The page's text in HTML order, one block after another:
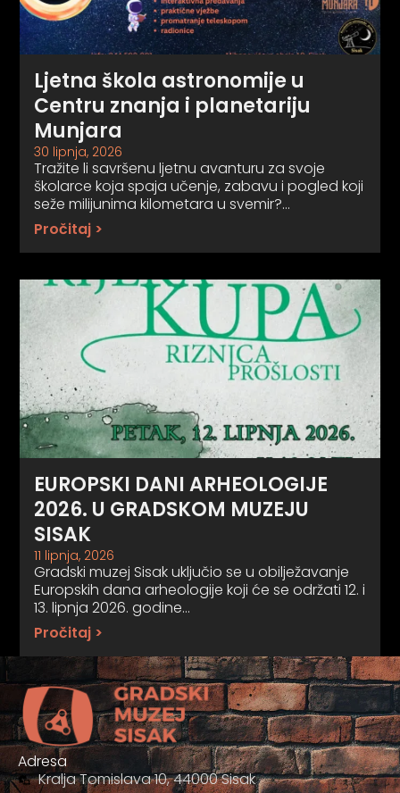
Ljetna škola astronomije u
Centru znanja i planetariju
Munjara
30 lipnja, 2026
Tražite li savršenu ljetnu avanturu za svoje
školarce koja spaja učenje, zabavu i pogled koji
seže milijunima kilometara u svemir?…
Pročitaj >
EUROPSKI DANI ARHEOLOGIJE
2026. U GRADSKOM MUZEJU
SISAK
11 lipnja, 2026
Gradski muzej Sisak uključio se u obilježavanje
Europskih dana arheologije koji će se održati 12. i
13. lipnja 2026. godine…
Pročitaj >
Adresa
Kralja Tomislava 10, 44000 Sisak